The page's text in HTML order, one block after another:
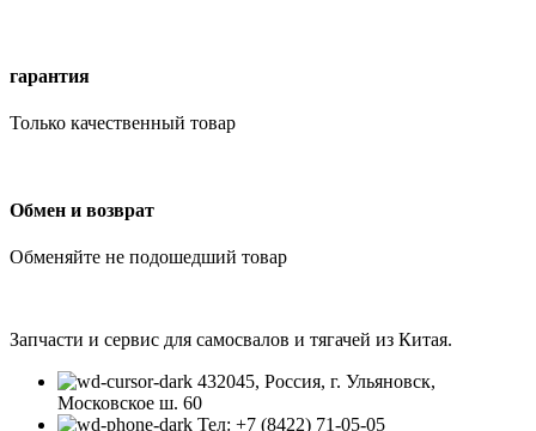
гарантия
Только качественный товар
Обмен и возврат
Обменяйте не подошедший товар
Запчасти и сервис для самосвалов и тягачей из Китая.
432045, Россия, г. Ульяновск,
Московское ш. 60
Тел: +7 (8422) 71-05-05